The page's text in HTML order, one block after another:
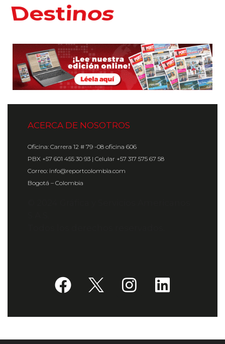
Hoteles
ACERCA DE NOSOTROS
Oficina: Carrera 12 # 79 -08 oficina 606
PBX +57 601 455 30 93 | Celular +57 317 575 67 58
Correo: info@reportcolombia.com
Bogotá – Colombia